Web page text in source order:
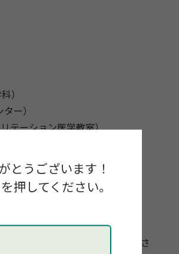
とうございます！
押してください。
）
ー）
テーション医学教室）
）
よりお申し込みくださ